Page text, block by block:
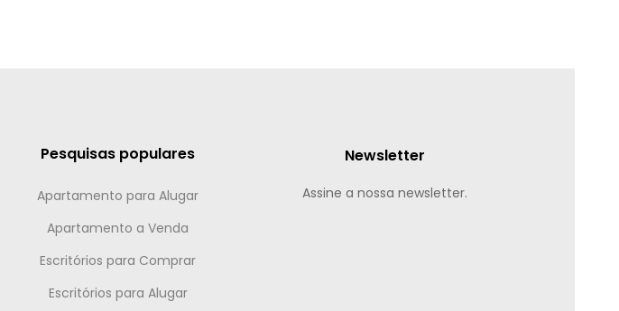
Pesquisas populares
Apartamento para Alugar
Apartamento a Venda
Escritórios para Comprar
Escritórios para Alugar
Newsletter
Assine a nossa newsletter.